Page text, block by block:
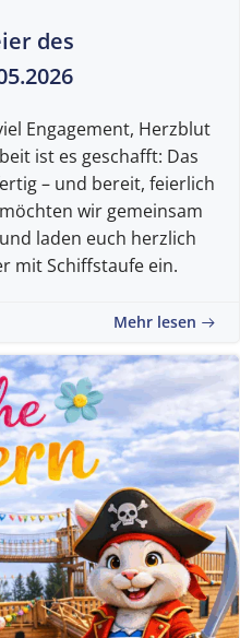
des
Engagement, Herzblut
ist es geschafft: Das
– und bereit, feierlich
wir gemeinsam
laden euch herzlich
mit Schiffstaufe ein.
Mehr lesen